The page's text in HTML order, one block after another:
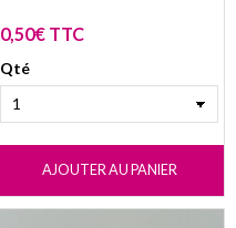
0,50€ TTC
Qté
AJOUTER AU PANIER